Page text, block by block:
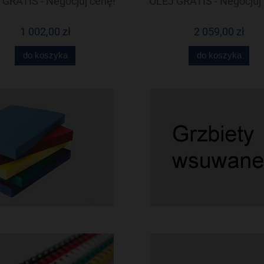
1 002,00 zł
do koszyka
2 059,00 zł
do koszyka